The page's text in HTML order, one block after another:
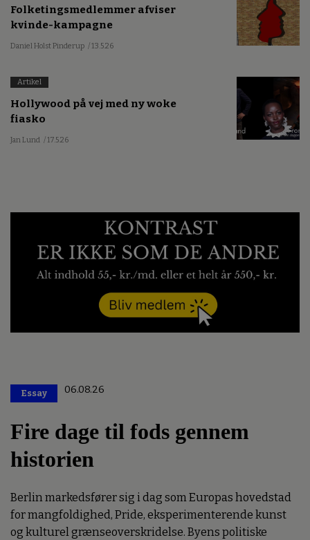
Folketingsmedlemmer afviser
kvinde-kampagne
Daniel Holst Pinderup / 13.5.26
Artikel
Hollywood på vej med ny woke
fiasko
Jan Lund / 17.5.26
Essay 06.08.26
Fire dage til fods gennem
historien
Berlin markedsfører sig i dag som Europas hovedstad
for mangfoldighed, Pride, eksperimenterende kunst
og kulturel grænseoverskridelse. Byens politiske